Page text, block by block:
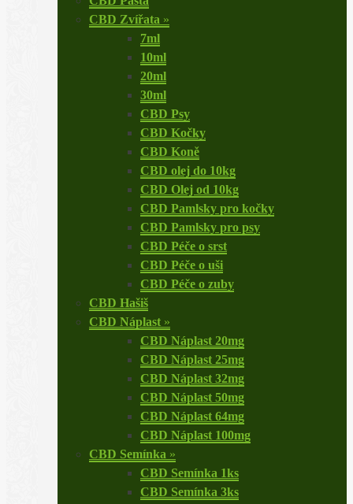
CBD Zvířata »
7ml
10ml
20ml
30ml
CBD Psy
CBD Kočky
CBD Koně
CBD olej do 10kg
CBD Olej od 10kg
CBD Pamlsky pro kočky
CBD Pamlsky pro psy
CBD Péče o srst
CBD Péče o uši
CBD Péče o zuby
CBD Hašiš
CBD Náplast »
CBD Náplast 20mg
CBD Náplast 25mg
CBD Náplast 32mg
CBD Náplast 50mg
CBD Náplast 64mg
CBD Náplast 100mg
CBD Semínka »
CBD Semínka 1ks
CBD Semínka 3ks